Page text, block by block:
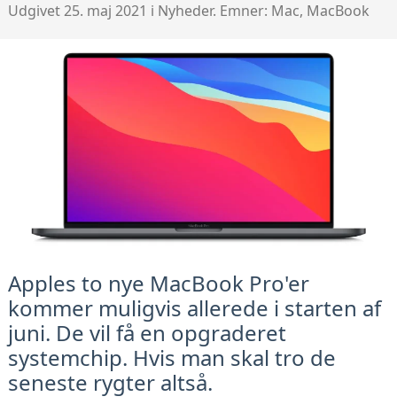
Udgivet 25. maj 2021 i Nyheder. Emner: Mac, MacBook
Apples to nye MacBook Pro'er
kommer muligvis allerede i starten af
juni. De vil få en opgraderet
systemchip. Hvis man skal tro de
seneste rygter altså.